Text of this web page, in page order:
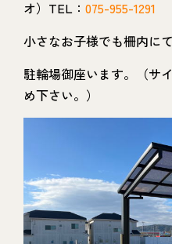
オ）TEL： 075-955-1291
小さなお子様でも柵内に
駐輪場御座います。（サ
め下さい。）